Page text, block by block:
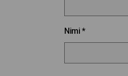
Nimi *